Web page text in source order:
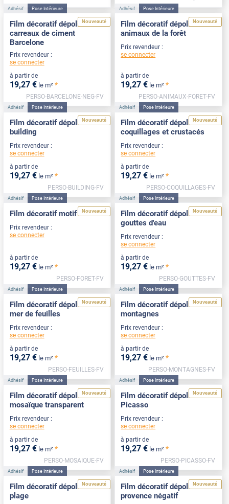
Nouveauté
Adhésif Pose Intérieure
Film décoratif dépoli
carreaux de ciment
Barcelone
Prix revendeur :
se connecter
à partir de
19,27 € le m² *
PERSO-BARCELONE-NEG-FV
Nouveauté
Adhésif Pose Intérieure
Film décoratif dépoli motif
animaux de la forêt
Prix revendeur :
se connecter
à partir de
19,27 € le m² *
PERSO-ANIMAUX-FORET-FV
Nouveauté
Adhésif Pose Intérieure
Film décoratif dépoli motif
building
Prix revendeur :
se connecter
à partir de
19,27 € le m² *
PERSO-BUILDING-FV
Nouveauté
Adhésif Pose Intérieure
Film décoratif dépoli motif
coquillages et crustacés
Prix revendeur :
se connecter
à partir de
19,27 € le m² *
PERSO-COQUILLAGES-FV
Nouveauté
Adhésif Pose Intérieure
Film décoratif motif forêt
Prix revendeur :
se connecter
à partir de
19,27 € le m² *
PERSO-FORET-FV
Nouveauté
Adhésif Pose Intérieure
Film décoratif dépoli motif
gouttes d'eau
Prix revendeur :
se connecter
à partir de
19,27 € le m² *
PERSO-GOUTTES-FV
Nouveauté
Adhésif Pose Intérieure
Film décoratif dépoli motif
mer de feuilles
Prix revendeur :
se connecter
à partir de
19,27 € le m² *
PERSO-FEUILLES-FV
Nouveauté
Adhésif Pose Intérieure
Film décoratif dépoli motif
montagnes
Prix revendeur :
se connecter
à partir de
19,27 € le m² *
PERSO-MONTAGNES-FV
Nouveauté
Adhésif Pose Intérieure
Film décoratif dépoli motif
mosaïque transparent
Prix revendeur :
se connecter
à partir de
19,27 € le m² *
PERSO-MOSAIQUE-FV
Nouveauté
Adhésif Pose Intérieure
Film décoratif dépoli motif
Picasso
Prix revendeur :
se connecter
à partir de
19,27 € le m² *
PERSO-PICASSO-FV
Nouveauté
Adhésif Pose Intérieure
Film décoratif dépoli motif
plage
Nouveauté
Adhésif Pose Intérieure
Film décoratif dépoli motif
provence négatif